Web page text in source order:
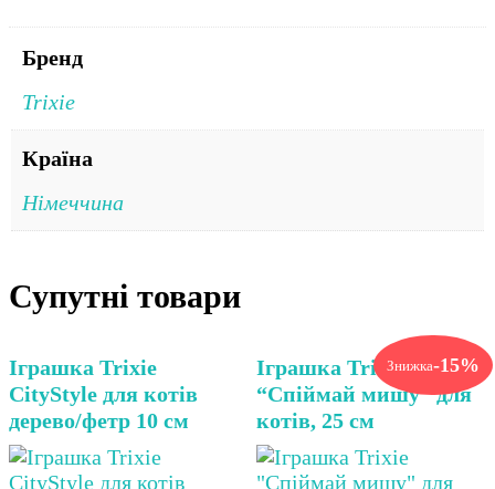
Бренд
Trixie
Країна
Німеччина
Супутні товари
Іграшка Trixie
CityStyle для котів
дерево/фетр 10 см
Знижка-15%
Іграшка Trixie
“Спіймай мишу” для
котів, 25 см